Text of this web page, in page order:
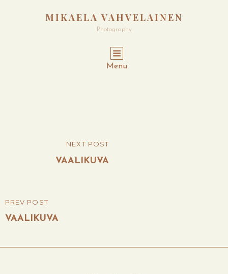
MIKAELA VAHVELAINEN
Photography
Menu
navigation
PREVIOUS
POST
PREV POST
VAALIKUVA
NEXT POST
VAALIKUVA